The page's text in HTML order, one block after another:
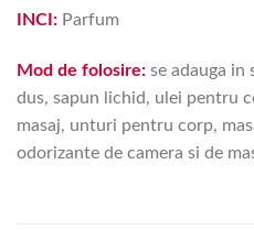
INCI: Parfum
Mod de folosire: se adauga in
dus, sapun lichid, ulei pentru
masaj, unturi pentru corp,
odorizante de camera si de